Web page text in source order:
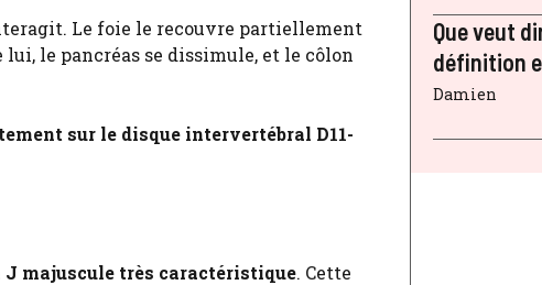
Le foie le recouvre partiellement
le pancréas se dissimule, et le côlon
sur le disque intervertébral D11-
J majuscule très caractéristique. Cette
Que veut
définition
Damien